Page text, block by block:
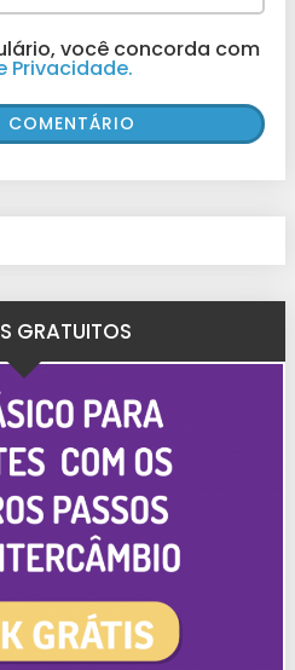
você concorda com
Privacidade.
GRATUITOS